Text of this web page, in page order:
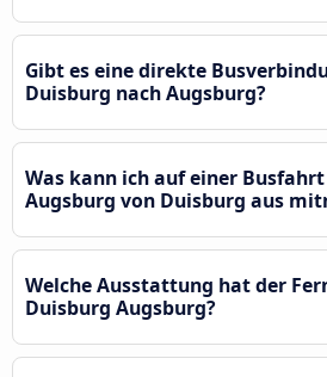
Gibt es eine direkte
Duisburg nach Augsburg?
Was kann ich auf einer
Augsburg von Duisburg aus
Welche Ausstattung hat der
Duisburg Augsburg?